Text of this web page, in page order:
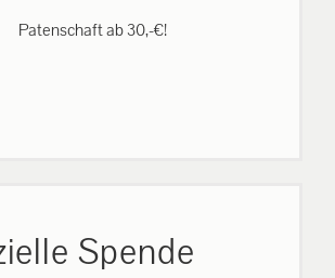
Patenschaft ab 30,-€!
Spende